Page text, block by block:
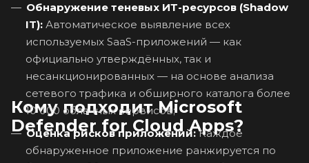
Обнаружение теневых ИТ-ресурсов (Shadow
IT): Автоматическое выявление всех
используемых SaaS-приложений — как
официально утверждённых, так и
несанкционированных — на основе анализа
сетевого трафика и обширного каталога более
10 000 облачных сервисов;
Оценка рисков приложений:Каждое
обнаруженное приложение ранжируется по
Кому подходит Microsoft
Defender for Cloud Apps?